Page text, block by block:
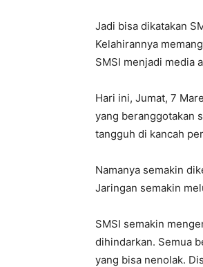
Jadi bisa dikatakan
Kelahirannya
SMSI menjadi media
Hari ini, Jumat, 7
yang beranggotakan
tangguh di kancah
Namanya semakin
Jaringan semakin
SMSI semakin
dihindarkan. Semua
yang bisa nenolak.